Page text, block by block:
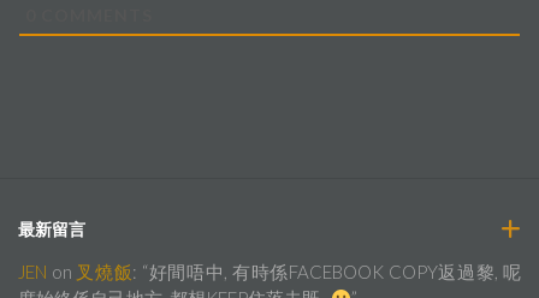
最新留言
JEN on 叉燒飯: “好間唔中, 有時係FACEBOOK COPY返過黎, 呢